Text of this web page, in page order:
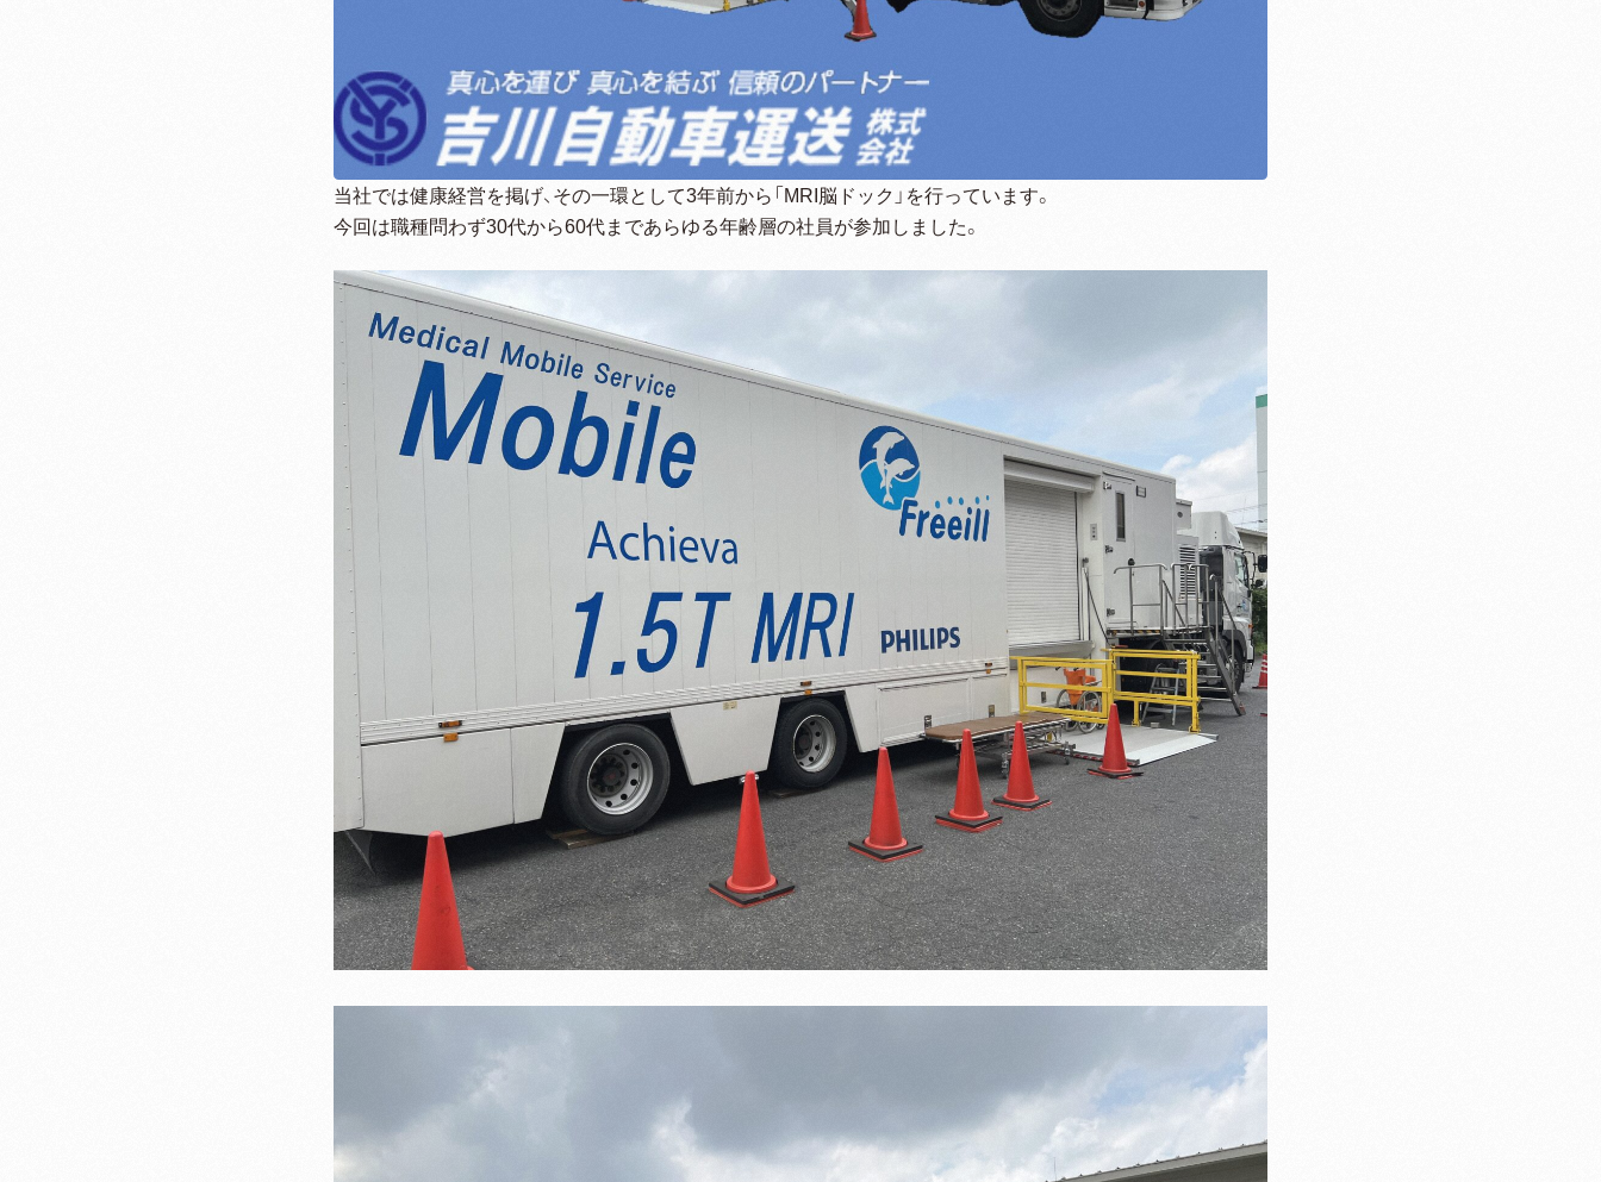
当社では健康経営を掲げ、その一環として3年前から「MRI脳ドック」を行っています。
今回は職種問わず30代から60代まであらゆる年齢層の社員が参加しました。